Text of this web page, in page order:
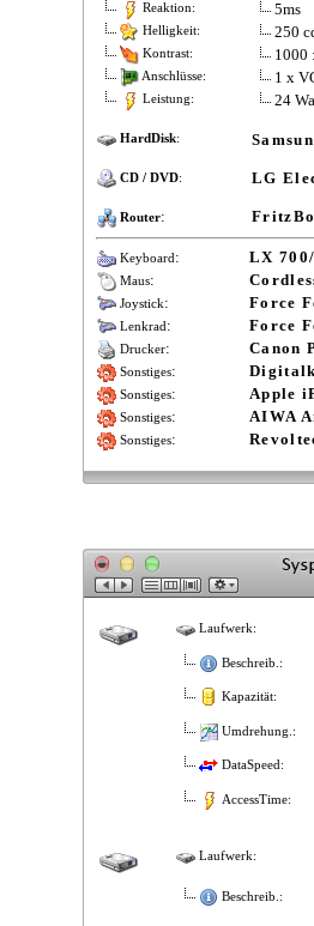
Reaktion: 5ms
Helligkeit: 250
Kontrast: 1000
Anschlüsse: 1 x
Leistung: 24
HardDisk:
CD / DVD: LG
Router:
Keyboard: LX
Maus:
Joystick: Force
Lenkrad: Force
Drucker: Canon
Sonstiges:
Sonstiges: Apple
Sonstiges: AIWA
Sonstiges:
Laufwerk:
Beschreib.:
Kapazität:
Umdrehung.:
DataSpeed:
AccessTime:
Laufwerk:
Beschreib.: